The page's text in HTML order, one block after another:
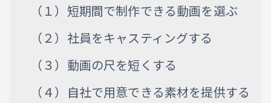
（１）短期間で制作できる動画を選ぶ
（２）社員をキャスティングする
（３）動画の尺を短くする
（４）自社で用意できる素材を提供する